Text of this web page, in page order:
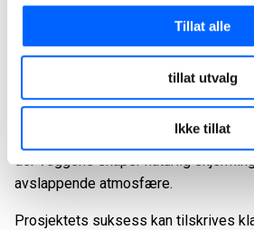
Tillat alle
tillat utvalg
Ikke tillat
sikkerhetskravene i
Les mer om samspill i NCC-
Blant annet er uteområdet for
der veggene skaper naturlig
avslappende atmosfære.
Prosjektets suksess kan tilskrives